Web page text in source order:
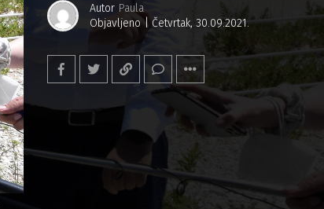
Autor Paula
Objavljeno
Četvrtak, 30.09.2021.